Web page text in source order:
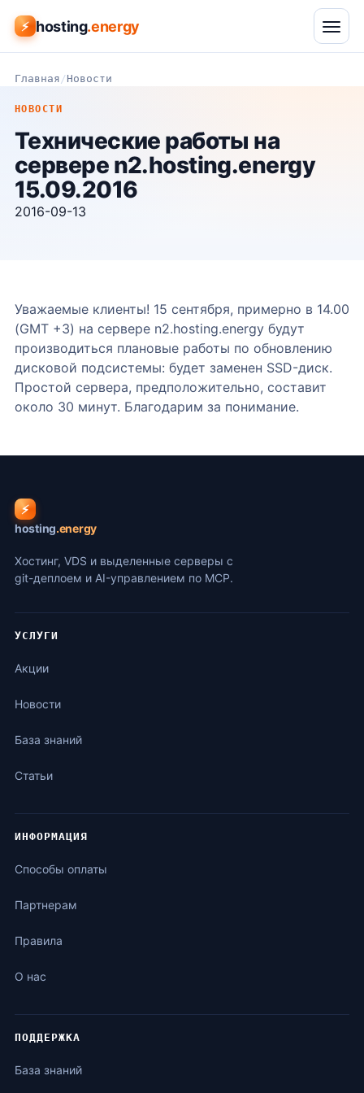
⚡ hosting.energy
Главная /Новости
НОВОСТИ
Технические работы на
сервере n2.hosting.energy
15.09.2016
2016-09-13
Уважаемые клиенты! 15 сентября, примерно в 14.00
(GMT +3) на сервере n2.hosting.energy будут
производиться плановые работы по обновлению
дисковой подсистемы: будет заменен SSD-диск.
Простой сервера, предположительно, составит
около 30 минут. Благодарим за понимание.
⚡
hosting.energy
Хостинг, VDS и выделенные серверы с
git-деплоем и AI-управлением по MCP.
УСЛУГИ
Акции
Новости
База знаний
Статьи
ИНФОРМАЦИЯ
Способы оплаты
Партнерам
Правила
О нас
ПОДДЕРЖКА
База знаний